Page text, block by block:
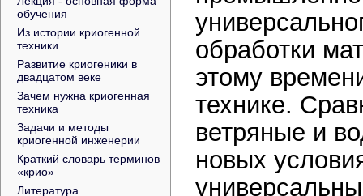
обучения
Из истории криогенной
техники
Развитие криогеники в
двадцатом веке
Зачем нужна криогенная
техника
Задачи и методы
криогенной инженерии
Краткий словарь терминов
«крио»
Литература
обработки
этому
технике.
ветряные и
новых